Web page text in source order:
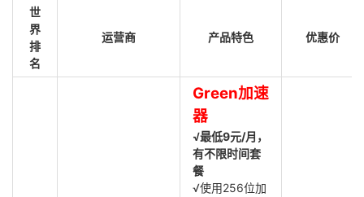
世
界
排
名
运营商 产品特色 优惠价
Green加速
器
√最低9元/月，
有不限时间套
餐
√使用256位加